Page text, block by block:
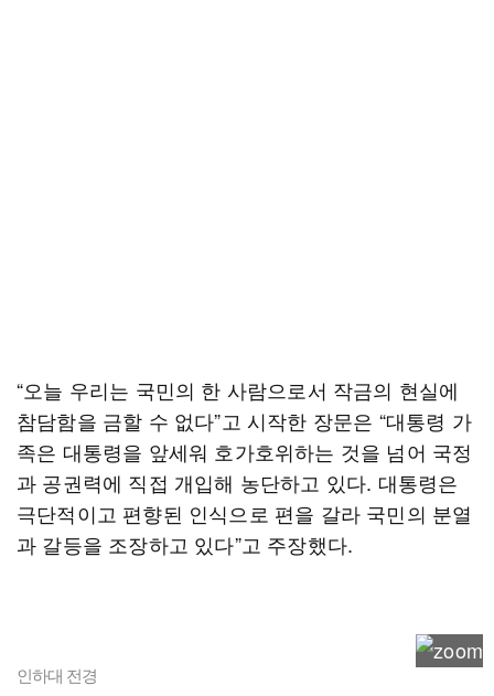
“오늘 우리는 국민의 한 사람으로서 작금의 현실에
참담함을 금할 수 없다”고 시작한 장문은 “대통령 가
족은 대통령을 앞세워 호가호위하는 것을 넘어 국정
과 공권력에 직접 개입해 농단하고 있다. 대통령은
극단적이고 편향된 인식으로 편을 갈라 국민의 분열
과 갈등을 조장하고 있다”고 주장했다.
인하대 전경